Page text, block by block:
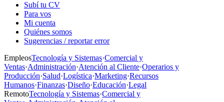
Subí tu CV
Para vos
Mi cuenta
Quiénes somos
Sugerencias / reportar error
EmpleosTecnología y Sistemas·Comercial y
Ventas·Administración·Atención al Cliente·Operarios y
Producción·Salud·Logística·Marketing·Recursos
Humanos·Finanzas·Diseño·Educación·Legal
RemotoTecnología y Sistemas·Comercial y